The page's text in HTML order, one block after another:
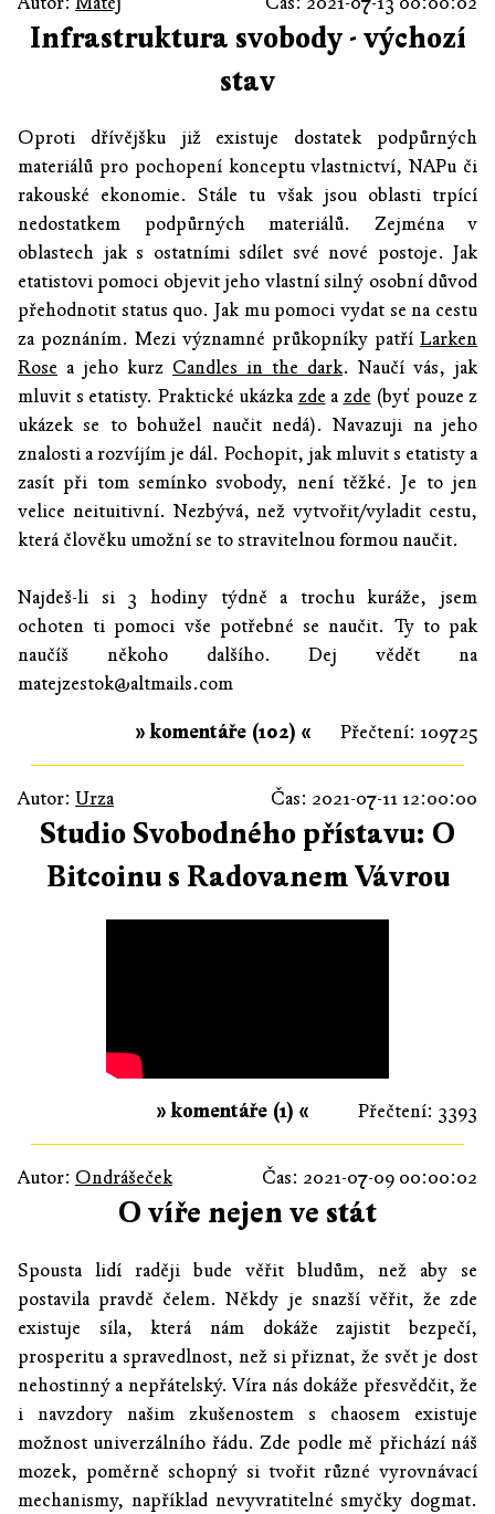
Infrastruktura svobody - výchozí
stav
Oproti dřívějšku již existuje dostatek podpůrných
materiálů pro pochopení konceptu vlastnictví, NAPu či
rakouské ekonomie. Stále tu však jsou oblasti trpící
nedostatkem podpůrných materiálů. Zejména v
oblastech jak s ostatními sdílet své nové postoje. Jak
etatistovi pomoci objevit jeho vlastní silný osobní důvod
přehodnotit status quo. Jak mu pomoci vydat se na cestu
za poznáním. Mezi významné průkopníky patří Larken
Rose a jeho kurz Candles in the dark. Naučí vás, jak
mluvit s etatisty. Praktické ukázka zde a zde (byť pouze z
ukázek se to bohužel naučit nedá). Navazuji na jeho
znalosti a rozvíjím je dál. Pochopit, jak mluvit s etatisty a
zasít při tom semínko svobody, není těžké. Je to jen
velice neituitivní. Nezbývá, než vytvořit/vyladit cestu,
která člověku umožní se to stravitelnou formou naučit.
Najdeš-li si 3 hodiny týdně a trochu kuráže, jsem
ochoten ti pomoci vše potřebné se naučit. Ty to pak
naučíš někoho dalšího. Dej vědět na
matejzestok@altmails.com
Přečtení: 109725
» komentáře (102) «
Autor: Urza Čas: 2021-07-11 12:00:00
Studio Svobodného přístavu: O
Bitcoinu s Radovanem Vávrou
Přečtení: 3393
» komentáře (1) «
Autor: Ondrášeček Čas: 2021-07-09 00:00:02
O víře nejen ve stát
Spousta lidí raději bude věřit bludům, než aby se
postavila pravdě čelem. Někdy je snazší věřit, že zde
existuje síla, která nám dokáže zajistit bezpečí,
prosperitu a spravedlnost, než si přiznat, že svět je dost
nehostinný a nepřátelský. Víra nás dokáže přesvědčit, že
i navzdory našim zkušenostem s chaosem existuje
možnost univerzálního řádu. Zde podle mě přichází náš
mozek, poměrně schopný si tvořit různé vyrovnávací
mechanismy, například nevyvratitelné smyčky dogmat.